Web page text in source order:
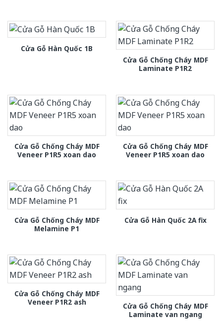
Cửa Gỗ Hàn Quốc 1B
Cửa Gỗ Chống Cháy MDF
Laminate P1R2
Cửa Gỗ Chống Cháy MDF
Veneer P1R5 xoan dao
Cửa Gỗ Chống Cháy MDF
Veneer P1R5 xoan dao
Cửa Gỗ Chống Cháy MDF
Melamine P1
Cửa Gỗ Hàn Quốc 2A fix
Cửa Gỗ Chống Cháy MDF
Veneer P1R2 ash
Cửa Gỗ Chống Cháy MDF
Laminate van ngang